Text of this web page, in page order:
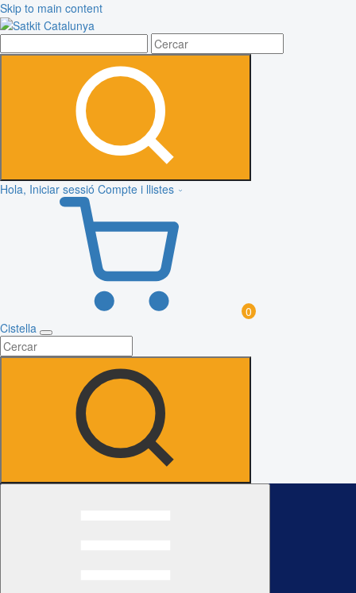
Skip to main content
Hola, Iniciar sessió Compte i llistes
0
Cistella